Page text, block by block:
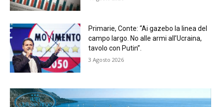
Primarie, Conte: “Ai gazebo la linea del
campo largo. No alle armi all’Ucraina,
tavolo con Putin”.
3 Agosto 2026